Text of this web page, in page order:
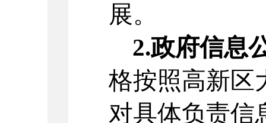
展。
2.政府信息
格按照高新区
对具体负责信